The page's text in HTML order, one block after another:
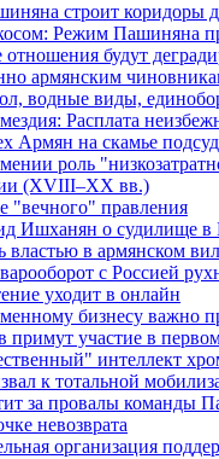
строит коридоры
Режим Пашиняна
будут
армянским
водные виды,
Расплата
Армян на скамье
роль
(XVIII–XX вв.)
"вечного" правления
Ишханян о судилище в
в армянском
с Россией
уходит в онлайн
бизнесу важно
участие в
интеллект
к тотальной
за провалы команды
невозврата
организация